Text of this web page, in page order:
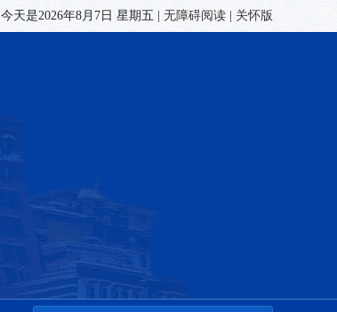
今天是2026年8月7日 星期五 无障碍阅读 关怀版